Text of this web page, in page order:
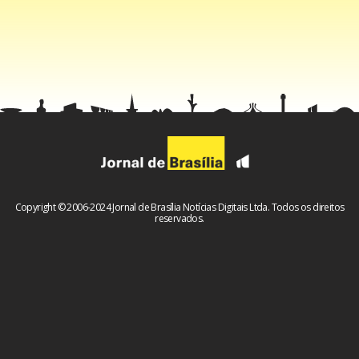
Copyright © 2006-2024 Jornal de Brasília Notícias Digitais Ltda. Todos os direitos
reservados.